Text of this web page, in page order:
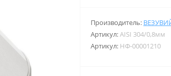
Производитель:
Артикул:AISI 304/0,8мм
Артикул: НФ-00001210